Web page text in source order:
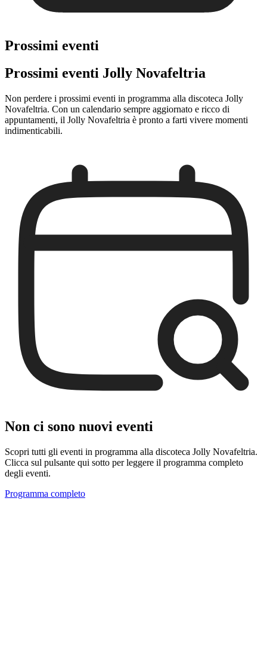
Prossimi eventi
Prossimi eventi Jolly Novafeltria
Non perdere i prossimi eventi in programma alla discoteca Jolly
Novafeltria. Con un calendario sempre aggiornato e ricco di
appuntamenti, il Jolly Novafeltria è pronto a farti vivere momenti
indimenticabili.
Non ci sono nuovi eventi
Scopri tutti gli eventi in programma alla discoteca Jolly Novafeltria.
Clicca sul pulsante qui sotto per leggere il programma completo
degli eventi.
Programma completo